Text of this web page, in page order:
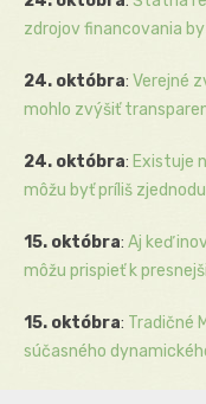
zdrojov financovania
24. októbra: Verejné
mohlo zvýšiť
24. októbra: Existuje
môžu byť príliš
15. októbra: Aj keď
môžu prispieť k
15. októbra: Tradičné
súčasného